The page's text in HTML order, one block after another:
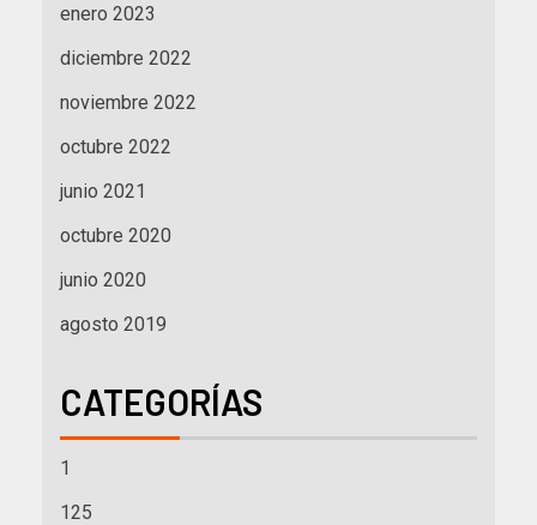
enero 2023
diciembre 2022
noviembre 2022
octubre 2022
junio 2021
octubre 2020
junio 2020
agosto 2019
CATEGORÍAS
1
125